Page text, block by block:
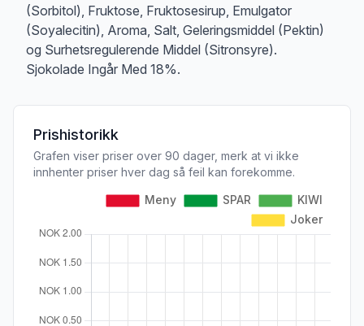
(Sorbitol), Fruktose, Fruktosesirup, Emulgator
(Soyalecitin), Aroma, Salt, Geleringsmiddel (Pektin)
og Surhetsregulerende Middel (Sitronsyre).
Sjokolade Ingår Med 18%.
Prishistorikk
Grafen viser priser over 90 dager, merk at vi ikke
innhenter priser hver dag så feil kan forekomme.